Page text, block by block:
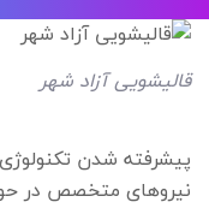
قالیشویی آزاد شهر
پیشرفته شدن
نیروهای متخصص در